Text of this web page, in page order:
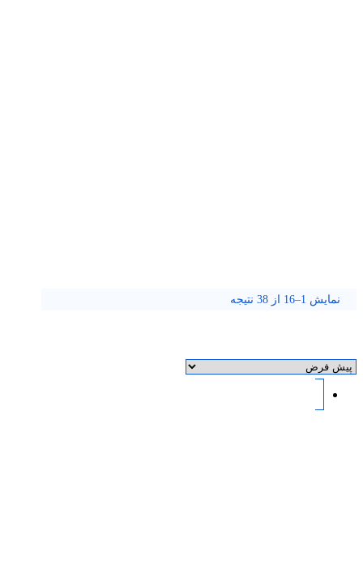
نمایش 1–16 از 38 نتیجه